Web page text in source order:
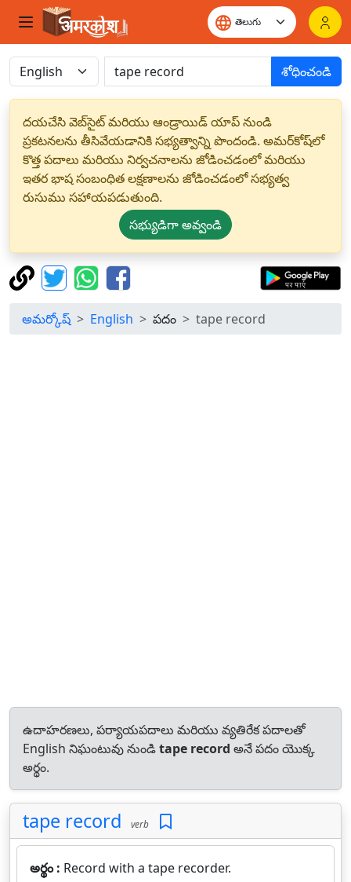
శోధించండి
దయచేసి వెబ్‌సైట్ మరియు ఆండ్రాయిడ్ యాప్ నుండి
ప్రకటనలను తీసివేయడానికి సభ్యత్వాన్ని పొందండి. అమర్‌కోష్‌లో
కొత్త పదాలు మరియు నిర్వచనాలను జోడించడంలో మరియు
ఇతర భాష సంబంధిత లక్షణాలను జోడించడంలో సభ్యత్వ
రుసుము సహాయపడుతుంది.
సభ్యుడిగా అవ్వండి
అమర్కోష్ English పదం tape record
ఉదాహరణలు, పర్యాయపదాలు మరియు వ్యతిరేక పదాలతో
English నిఘంటువు నుండిtape record అనే పదం యొక్క
అర్థం.
tape record verb
అర్థం : Record with a tape recorder.